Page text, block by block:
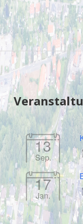
Sidebar
13
Sep.
17
Jan.